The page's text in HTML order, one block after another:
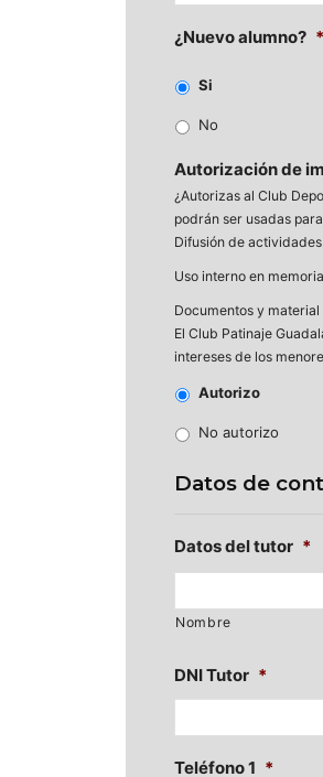
barra
MM
AAAA
¿Nuevo alumno? *
Si
No
Autorización de
¿Autorizas al Club
podrán ser usadas
Difusión de
Uso interno en
Documentos y
El Club Patinaje
intereses de los
Autorizo
No autorizo
Datos de
Datos del tutor *
Nombre
DNI Tutor *
Teléfono 1 *